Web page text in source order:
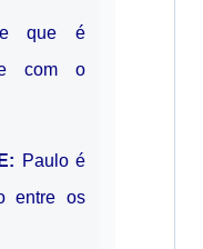
que é
com o
Paulo é
entre os